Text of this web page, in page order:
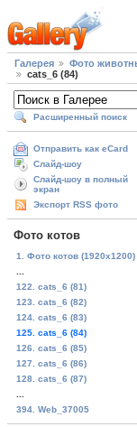
Галерея
Фото
cats_6 (84)
Расширенный поиск
Отправить как eCard
Слайд-шоу
Слайд-шоу в полный
экран
Экспорт RSS фото
Фото котов
1. Фото котов (1920х1200)
122. cats_6 (81)
123. cats_6 (82)
124. cats_6 (83)
125. cats_6 (84)
126. cats_6 (85)
127. cats_6 (86)
128. cats_6 (87)
394. Web_37005